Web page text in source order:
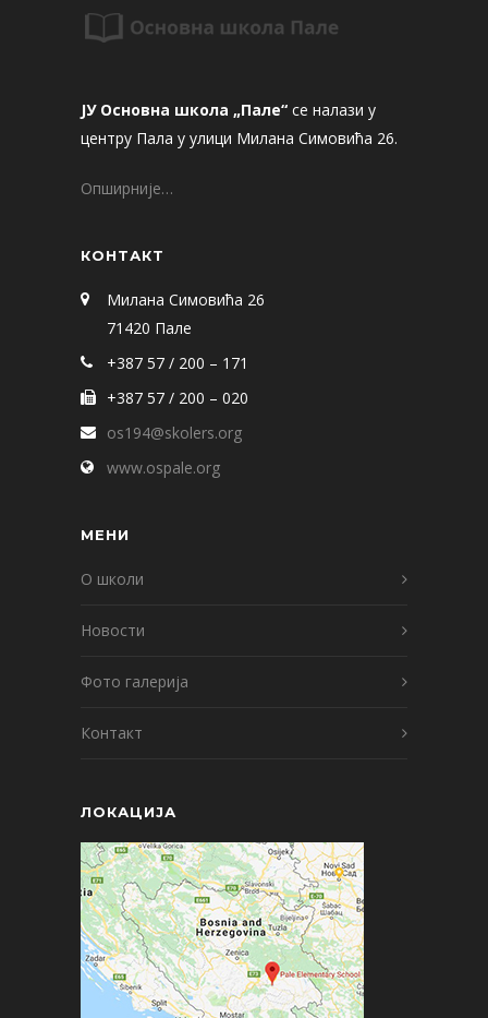
ЈУ Основна школа „Пале“ се налази у
центру Пала у улици Милана Симовића 26.
Опширније…
КОНТАКТ
Милана Симовића 26
71420 Пале
+387 57 / 200 – 171
+387 57 / 200 – 020
os194@skolers.org
www.ospale.org
МЕНИ
О школи
Новости
Фото галерија
Контакт
ЛОКАЦИЈА